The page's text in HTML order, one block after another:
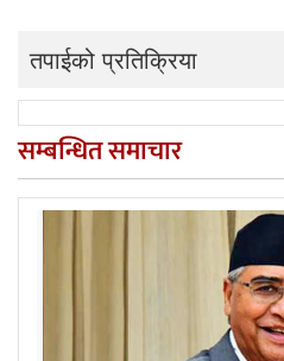
तपाईको प्रतिक्रिया
सम्बन्धित समाचार